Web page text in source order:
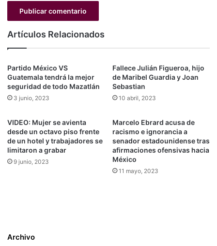
Artículos Relacionados
Partido México VS
Guatemala tendrá la mejor
seguridad de todo Mazatlán
3 junio, 2023
Fallece Julián Figueroa, hijo
de Maribel Guardia y Joan
Sebastian
10 abril, 2023
VIDEO: Mujer se avienta
desde un octavo piso frente
de un hotel y trabajadores se
limitaron a grabar
9 junio, 2023
Marcelo Ebrard acusa de
racismo e ignorancia a
senador estadounidense tras
afirmaciones ofensivas hacia
México
11 mayo, 2023
Archivo